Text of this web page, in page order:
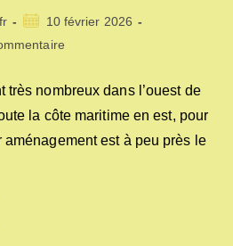
Publication
publiée :
10 février 2026
:
très nombreux dans l’ouest de
la côte maritime en est, pour
est à peu près le